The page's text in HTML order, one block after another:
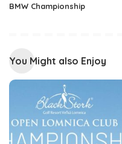
BMW Championship
You Might also Enjoy